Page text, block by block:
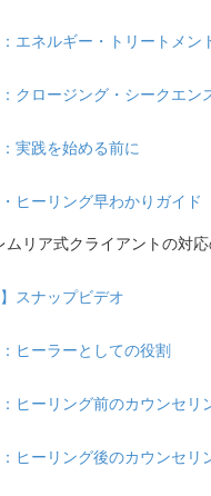
エネルギー・トリートメン
クロージング・シークエン
実践を始める前に
ヒーリング早わかりガイド
ムリア式クライアントの対
スナップビデオ
ヒーラーとしての役割
ヒーリング前のカウンセリ
ヒーリング後のカウンセリ